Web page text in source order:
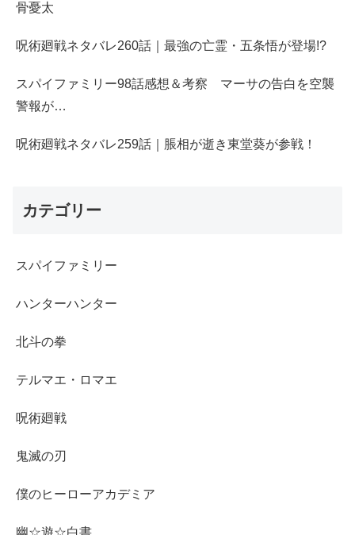
骨憂太
呪術廻戦ネタバレ260話｜最強の亡霊・五条悟が登場!?
スパイファミリー98話感想＆考察 マーサの告白を空襲
警報が…
呪術廻戦ネタバレ259話｜脹相が逝き東堂葵が参戦！
カテゴリー
スパイファミリー
ハンターハンター
北斗の拳
テルマエ・ロマエ
呪術廻戦
鬼滅の刃
僕のヒーローアカデミア